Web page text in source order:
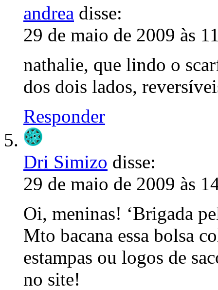
andrea disse:
29 de maio de 2009 às
nathalie, que lindo o
dos dois lados,
Responder
Dri Simizo disse:
29 de maio de 2009 às
Oi, meninas! ‘Brigada
Mto bacana essa bolsa
estampas ou logos de
no site!